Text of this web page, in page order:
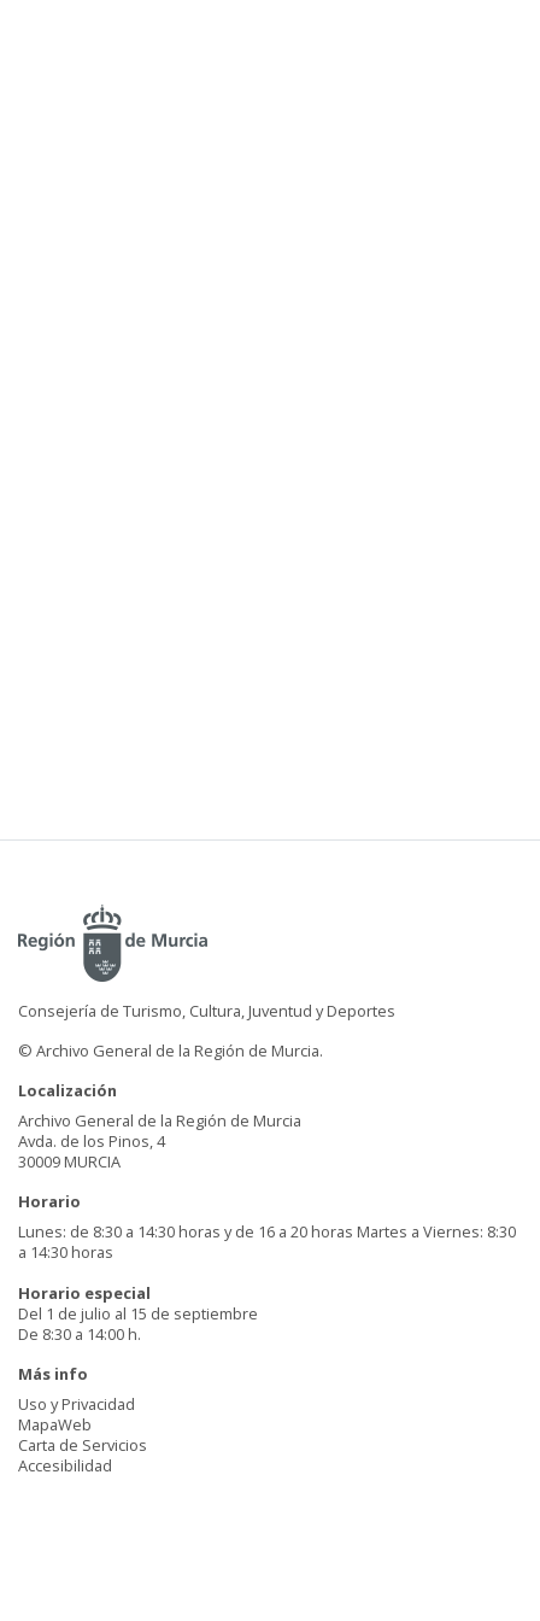
Consejería de Turismo, Cultura, Juventud y Deportes
© Archivo General de la Región de Murcia.
Localización
Archivo General de la Región de Murcia
Avda. de los Pinos, 4
30009 MURCIA
Horario
Lunes: de 8:30 a 14:30 horas y de 16 a 20 horas Martes a Viernes: 8:30
a 14:30 horas
Horario especial
Del 1 de julio al 15 de septiembre
De 8:30 a 14:00 h.
Más info
Uso y Privacidad
MapaWeb
Carta de Servicios
Accesibilidad